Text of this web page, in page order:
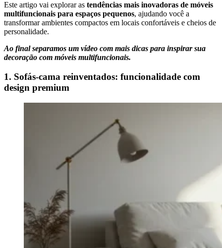
Este artigo vai explorar as tendências mais inovadoras de móveis
multifuncionais para espaços pequenos, ajudando você a
transformar ambientes compactos em locais confortáveis e cheios de
personalidade.
Ao final separamos um vídeo com mais dicas para inspirar sua
decoração com móveis multifuncionais.
1. Sofás-cama reinventados: funcionalidade com
design premium